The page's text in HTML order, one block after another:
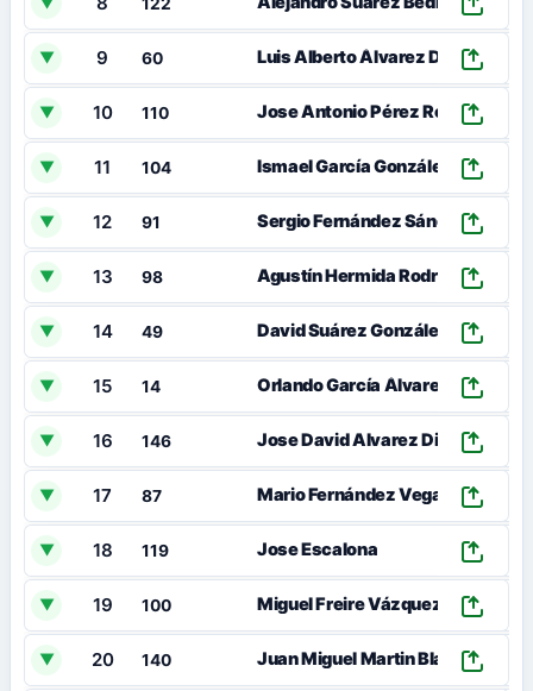
▼ 9 60 Luis Alberto Álvarez Díaz
▼ 10 110 Jose Antonio Pérez Rodríguez
▼ 11 104 Ismael García González
▼ 12 91 Sergio Fernández Sánchez
▼ 13 98 Agustín Hermida Rodríguez
▼ 14 49 David Suárez González
▼ 15 14 Orlando García Álvarez
▼ 16 146 Jose David Alvarez Diaz
▼ 17 87 Mario Fernández Vega
▼ 18 119 Jose Escalona
▼ 19 100 Miguel Freire Vázquez
▼ 20 140 Juan Miguel Martin Blanco